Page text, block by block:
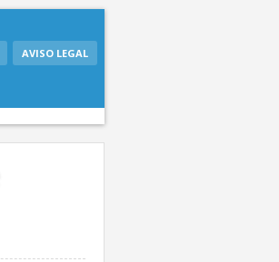
AVISO LEGAL